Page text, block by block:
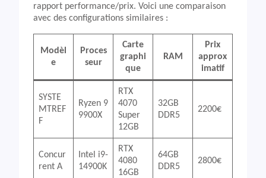
rapport performance/prix. Voici une comparaison
avec des configurations similaires :
Modèl
e
Proces
seur
Carte
graphi
que
RAM
Prix
approx
imatif
SYSTE
MTREF
F
Ryzen 9
9900X
RTX
4070
Super
12GB
32GB
DDR5
2200€
Concur
rent A
Intel i9-
14900K
RTX
4080
16GB
64GB
DDR5
2800€